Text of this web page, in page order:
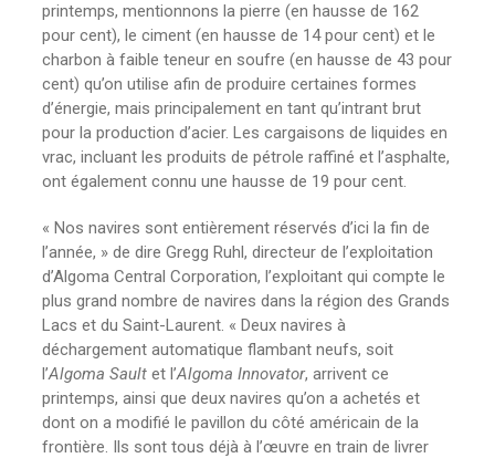
printemps, mentionnons la pierre (en hausse de 162
pour cent), le ciment (en hausse de 14 pour cent) et le
charbon à faible teneur en soufre (en hausse de 43 pour
cent) qu’on utilise afin de produire certaines formes
d’énergie, mais principalement en tant qu’intrant brut
pour la production d’acier. Les cargaisons de liquides en
vrac, incluant les produits de pétrole raffiné et l’asphalte,
ont également connu une hausse de 19 pour cent.
« Nos navires sont entièrement réservés d’ici la fin de
l’année, » de dire Gregg Ruhl, directeur de l’exploitation
d’Algoma Central Corporation, l’exploitant qui compte le
plus grand nombre de navires dans la région des Grands
Lacs et du Saint-Laurent. « Deux navires à
déchargement automatique flambant neufs, soit
l’Algoma Sault et l’Algoma Innovator, arrivent ce
printemps, ainsi que deux navires qu’on a achetés et
dont on a modifié le pavillon du côté américain de la
frontière. Ils sont tous déjà à l’œuvre en train de livrer